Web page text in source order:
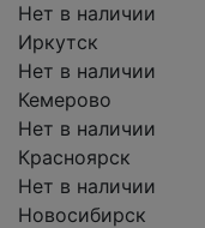
Нет в наличии
Иркутск
Нет в наличии
Кемерово
Нет в наличии
Красноярск
Нет в наличии
Новосибирск